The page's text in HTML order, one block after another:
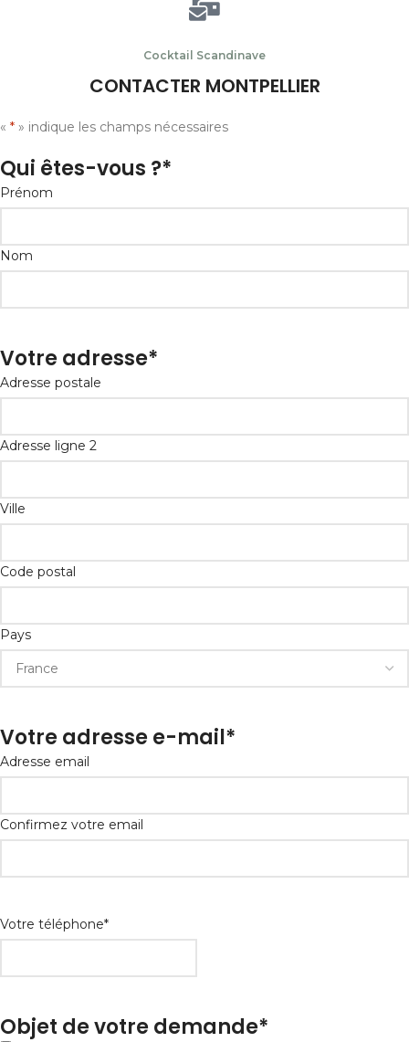
Cocktail Scandinave
CONTACTER MONTPELLIER
« * » indique les champs nécessaires
Qui êtes-vous ?*
Prénom
Nom
Votre adresse*
Adresse postale
Adresse ligne 2
Ville
Code postal
Pays
Votre adresse e-mail*
Adresse email
Confirmez votre email
Votre téléphone*
Objet de votre demande*